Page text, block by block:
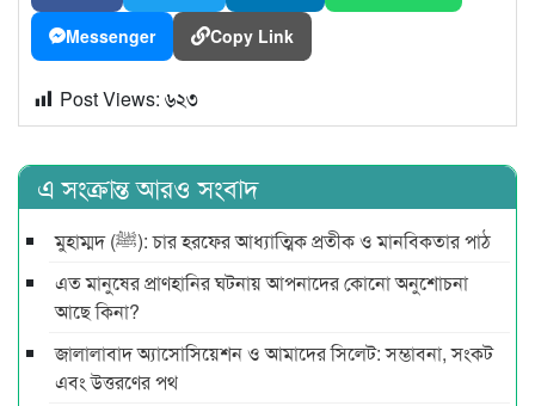
Messenger Copy Link
Post Views: ৬২৩
এ সংক্রান্ত আরও সংবাদ
মুহাম্মদ (ﷺ): চার হরফের আধ্যাত্মিক প্রতীক ও মানবিকতার পাঠ
এত মানুষের প্রাণহানির ঘটনায় আপনাদের কোনো অনুশোচনা
আছে কিনা?
জালালাবাদ অ্যাসোসিয়েশন ও আমাদের সিলেট: সম্ভাবনা, সংকট
এবং উত্তরণের পথ